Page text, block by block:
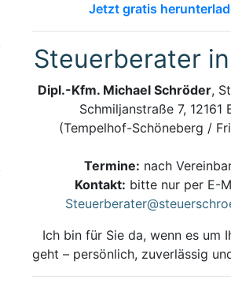
Jetzt gratis
Steuerberater
Dipl.-Kfm. Michael Schröder,
Schmiljanstraße 7, 12161
(Tempelhof-Schöneberg /
Termine: nach
Kontakt: bitte nur per E-
Ich bin für Sie da, wenn es um
geht – persönlich, zuverlässig